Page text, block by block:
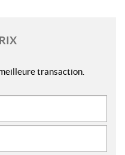
transaction.